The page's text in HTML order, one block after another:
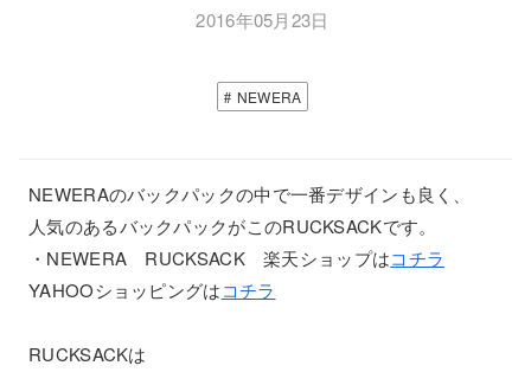
2016年05月23日
NEWERA
NEWERAのバックパックの中で一番デザインも良く、
人気のあるバックパックがこのRUCKSACKです。
・NEWERA RUCKSACK 楽天ショップはコチラ
YAHOOショッピングはコチラ
RUCKSACKは